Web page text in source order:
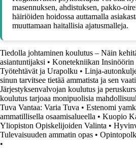
masennuksen, ahdistuksen, pakko-
häiriöiden hoidossa auttamalla
muuttamaan haitallisia ajatusmalleja.
Tiedolla johtaminen koulutus – Näin
asiantuntijaksi • Konetekniikan Insinöörin
Työtehtävät ja Urapolku • Linja-
sinun tarvitsee tietää ammatista ja sen
Järjestyksenvalvojan koulutus ja
koulutus tarjoaa monipuolisia
Tuva Vantaa: Varia Tuva • Estenomi
ammatillisella osaamisalueella • Kuopio
Yliopiston Opiskelijoiden Valinta •
Tulevaisuuden ammatin opas •
•